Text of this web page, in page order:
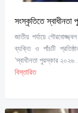
সংস্কৃতিতে স্বাধীনতা
জাতীয় পর্যায়ে
ব্যক্তি ও পাঁচটি
‘স্বাধীনতা পুরস্কার ২০২৬...
বিস্তারিত